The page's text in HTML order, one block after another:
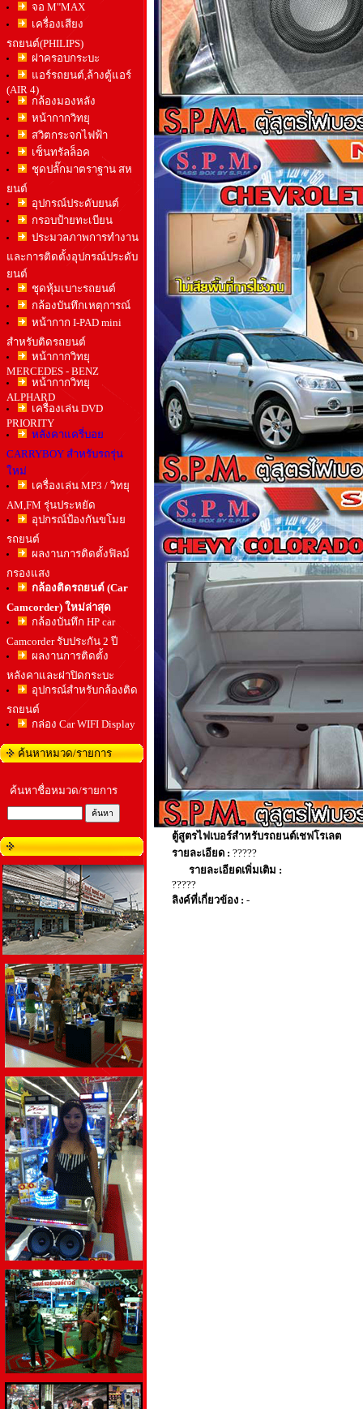
จอ M"MAX
เครื่องเสียง
รถยนต์(PHILIPS)
ฝาครอบกระบะ
แอร์รถยนต์,ล้างตู้แอร์
(AIR 4)
กล้องมองหลัง
หน้ากากวิทยุ
สวิตกระจกไฟฟ้า
เซ็นทรัลล็อค
ชุดปลั๊กมาตราฐาน สห
ยนต์
อุปกรณ์ประดับยนต์
กรอบป้ายทะเบียน
ประมวลภาพการทำงาน
และการติดตั้งอุปกรณ์ประดับ
ยนต์
ชุดหุ้มเบาะรถยนต์
กล้องบันทึกเหตุการณ์
หน้ากาก I-PAD mini
สำหรับติดรถยนต์
หน้ากากวิทยุ
MERCEDES - BENZ
หน้ากากวิทยุ
ALPHARD
เครื่องเล่น DVD
PRIORITY
หลังคาแครี่บอย
CARRYBOY สำหรับรถรุ่น
ใหม่
เครื่องเล่น MP3 / วิทยุ
AM,FM รุ่นประหยัด
อุปกรณ์ป้องกันขโมย
รถยนต์
ผลงานการติดตั้งฟิลม์
กรองแสง
กล้องติดรถยนต์ (Car
Camcorder) ใหม่ล่าสุด
กล้องบันทึก HP car
Camcorder รับประกัน 2 ปี
ผลงานการติดตั้ง
หลังคาและฝาปิดกระบะ
อุปกรณ์สำหรับกล้องติด
รถยนต์
กล่อง Car WIFI Display
ค้นหาหมวด/รายการ
ค้นหาชื่อหมวด/รายการ
ตู้สูตรไฟเบอร์สำหรับรถยนต์เชฟโรเลต
รายละเอียด : ?????
รายละเอียดเพิ่มเติม :
?????
ลิงค์ที่เกี่ยวข้อง : -